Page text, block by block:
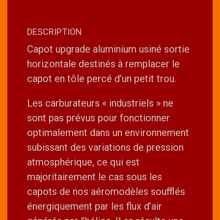
DESCRIPTION
Capot upgrade aluminium usiné sortie
horizontale destinés à remplacer le
capot en tôle percé d’un petit trou.
Les carburateurs « industriels » ne
sont pas prévus pour fonctionner
optimalement dans un environnement
subissant des variations de pression
atmosphérique, ce qui est
majoritairement le cas sous les
capots de nos aéromodèles soufflés
énergiquement par les flux d’air